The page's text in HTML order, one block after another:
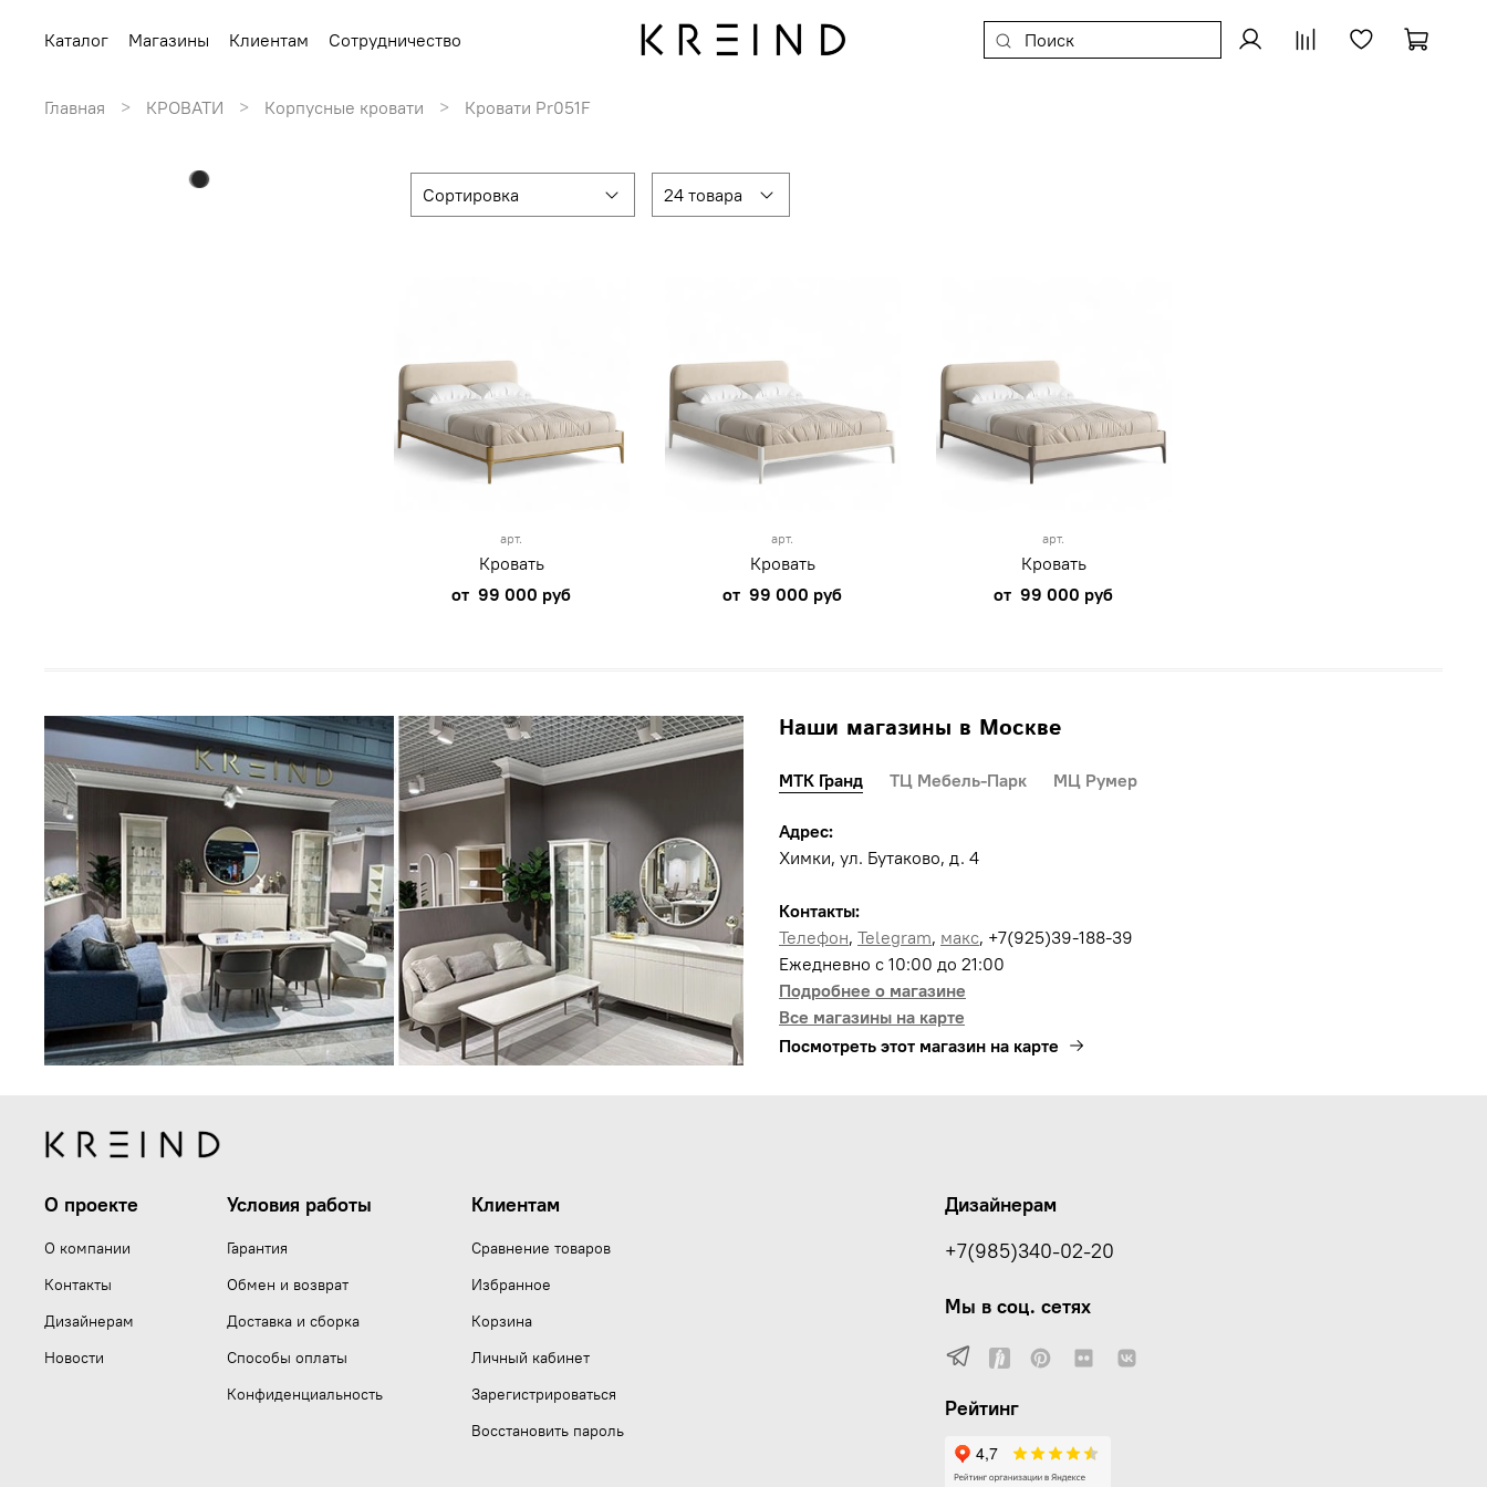
Каталог Магазины Клиентам Сотрудничество
Главная КРОВАТИ Корпусные кровати Кровати Pr051F
арт.
Кровать
от 99 000 руб
арт.
Кровать
от 99 000 руб
арт.
Кровать
от 99 000 руб
Наши магазины в Москве
МТК Гранд ТЦ Мебель-Парк МЦ Румер
Адрес:
Химки, ул. Бутаково, д. 4
Контакты:
Телефон, Telegram, макс, +7(925)39-188-39
Ежедневно с 10:00 до 21:00
Подробнее о магазине
Все магазины на карте
Посмотреть этот магазин на карте
О проекте
О компании
Контакты
Дизайнерам
Новости
Условия работы
Гарантия
Обмен и возврат
Доставка и сборка
Способы оплаты
Конфиденциальность
Клиентам
Сравнение товаров
Избранное
Корзина
Личный кабинет
Зарегистрироваться
Восстановить пароль
Дизайнерам
+7(985)340-02-20
Мы в соц. сетях
Рейтинг